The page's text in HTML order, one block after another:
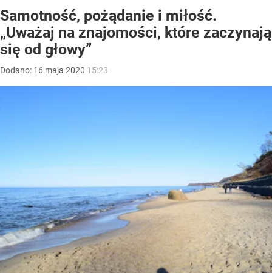
Samotność, pożądanie i miłość.
„Uważaj na znajomości, które zaczynają
się od głowy”
Dodano: 16 maja 2020 15:23